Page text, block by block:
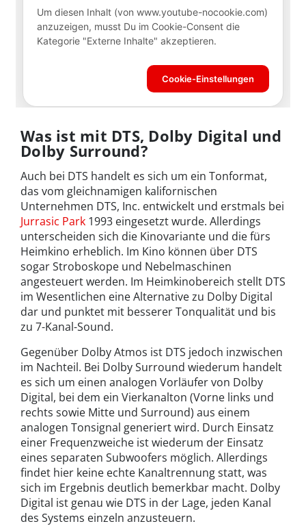
Was ist mit DTS, Dolby Digital und
Dolby Surround?
Auch bei DTS handelt es sich um ein Tonformat,
das vom gleichnamigen kalifornischen
Unternehmen DTS, Inc. entwickelt und erstmals bei
Jurrasic Park 1993 eingesetzt wurde. Allerdings
unterscheiden sich die Kinovariante und die fürs
Heimkino erheblich. Im Kino können über DTS
sogar Stroboskope und Nebelmaschinen
angesteuert werden. Im Heimkinobereich stellt DTS
im Wesentlichen eine Alternative zu Dolby Digital
dar und punktet mit besserer Tonqualität und bis
zu 7-Kanal-Sound.
Gegenüber Dolby Atmos ist DTS jedoch inzwischen
im Nachteil. Bei Dolby Surround wiederum handelt
es sich um einen analogen Vorläufer von Dolby
Digital, bei dem ein Vierkanalton (Vorne links und
rechts sowie Mitte und Surround) aus einem
analogen Tonsignal generiert wird. Durch Einsatz
einer Frequenzweiche ist wiederum der Einsatz
eines separaten Subwoofers möglich. Allerdings
findet hier keine echte Kanaltrennung statt, was
sich im Ergebnis deutlich bemerkbar macht. Dolby
Digital ist genau wie DTS in der Lage, jeden Kanal
des Systems einzeln anzusteuern.